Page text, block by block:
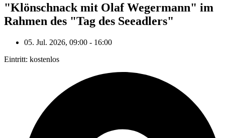
"Klönschnack mit Olaf Wegermann" im
Rahmen des "Tag des Seeadlers"
05. Jul. 2026, 09:00 - 16:00
Eintritt: kostenlos